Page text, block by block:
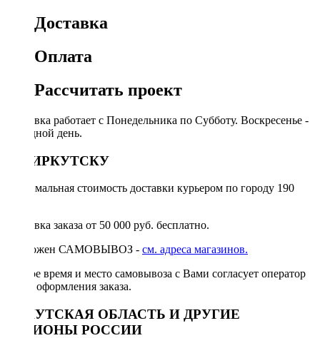
Доставка
Оплата
Рассчитать проект
Доставка работает с Понедельника по Субботу. Воскресенье -
выходной день.
ПО ИРКУТСКУ
Минимальная стоимость доставки курьером по городу 190
Доставка заказа от 50 000 руб. бесплатно.
Возможен САМОВЫВОЗ - см. адреса магазинов.
Точное время и место самовывоза с Вами согласует оператор
после оформления заказа.
ИРКУТСКАЯ ОБЛАСТЬ И ДРУГИЕ
РЕГИОНЫ РОССИИ